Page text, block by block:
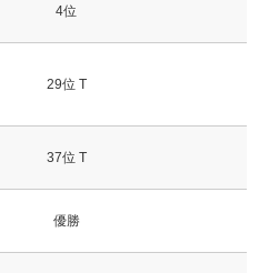
4位
29位 T
37位 T
優勝